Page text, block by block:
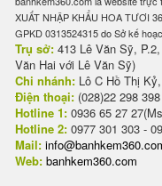
XUẤT NHẬP KHẨU HOA TƯƠI
GPKD 0313524315 do Sở kế
Trụ sở: 413 Lê Văn Sỹ,
Văn Hai với Lê Văn Sỹ)
Chi nhánh: Lô C Hồ Thị
Điện thoại: (028)22 298 398
Hotline 1: 0936 65 27
Hotline 2: 0977 301 303 -
Mail:
Web: banhkem360.com